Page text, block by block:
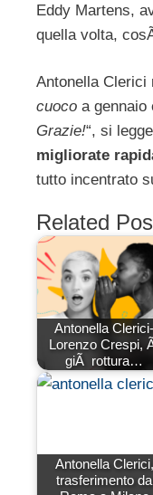
Eddy Martens,
quella volta,
Antonella Clerici
cuoco a gennaio
Grazie!“, si
migliorate
tutto incentrato
Related
Antonella Clerici-
Lorenzo Crespi,
giÃ rottura…
Antonella Clerici,
trasferimento da